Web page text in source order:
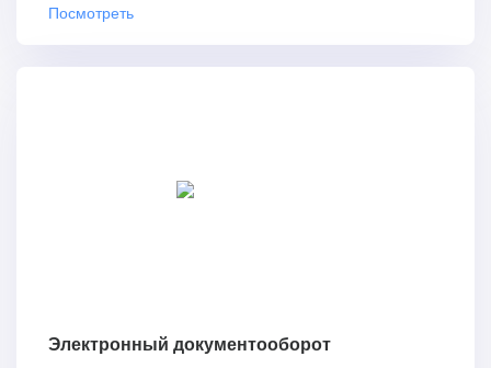
Посмотреть
Электронный документооборот